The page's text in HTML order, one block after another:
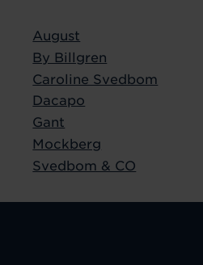
August
By Billgren
Caroline Svedbom
Dacapo
Gant
Mockberg
Svedbom & CO